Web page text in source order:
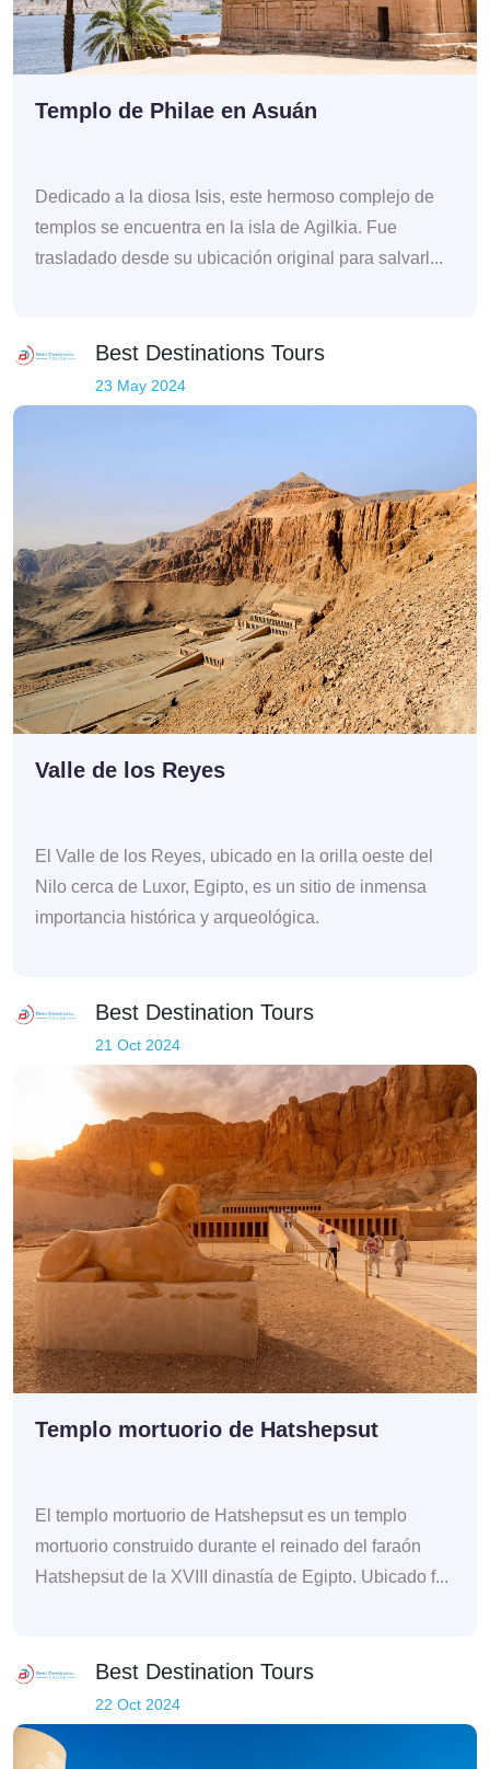
Templo de Philae en Asuán
Dedicado a la diosa Isis, este hermoso complejo de
templos se encuentra en la isla de Agilkia. Fue
trasladado desde su ubicación original para salvarl...
Best Destinations Tours
23 May 2024
Valle de los Reyes
El Valle de los Reyes, ubicado en la orilla oeste del
Nilo cerca de Luxor, Egipto, es un sitio de inmensa
importancia histórica y arqueológica.
Best Destination Tours
21 Oct 2024
Templo mortuorio de Hatshepsut
El templo mortuorio de Hatshepsut es un templo
mortuorio construido durante el reinado del faraón
Hatshepsut de la XVIII dinastía de Egipto. Ubicado f...
Best Destination Tours
22 Oct 2024